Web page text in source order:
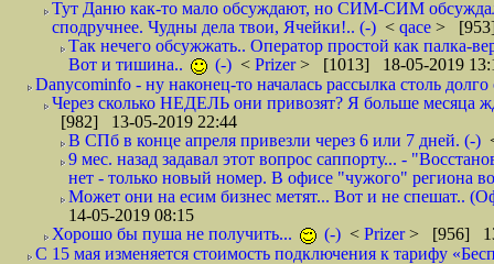
Тут Даню как-то мало обсуждают, но СИМ-СИМ
сподручнее. Чудны дела твои, Ячейки!.. (-) < qace > [953]
Так нечего обсужжать.. Оператор простой как палка-
Вот и тишина..
(-) < Prizer> [1013] 18-05-2019
Danycominfo - ну наконец-то началась рассылка столь
Через сколько НЕДЕЛЬ они привозят? Я больше месяца
[982] 13-05-2019 22:44
В СПб в конце апреля привезли через 6 или 7 дней. (-)
9 мес. назад задавал этот вопрос саппорту... -
нет - только новый номер. В офисе "чужого" региона
Может они на есим бизнес метят... Вот и не спешат..
14-05-2019 08:15
Хорошо бы пуша не получить...
(-) < Prizer> [956]
С 15 мая изменяется стоимость подключения к тарифу